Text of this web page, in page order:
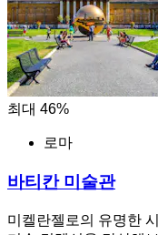
최대 46%
로마
바티칸 미술관
미켈란젤로의 유명한